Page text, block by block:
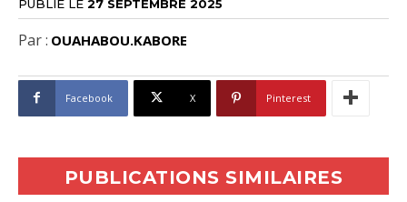
PUBLIÉ LE 27 SEPTEMBRE 2025
Par : OUAHABOU.KABORE
Facebook X Pinterest
PUBLICATIONS SIMILAIRES